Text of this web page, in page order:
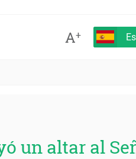
A+
un altar al